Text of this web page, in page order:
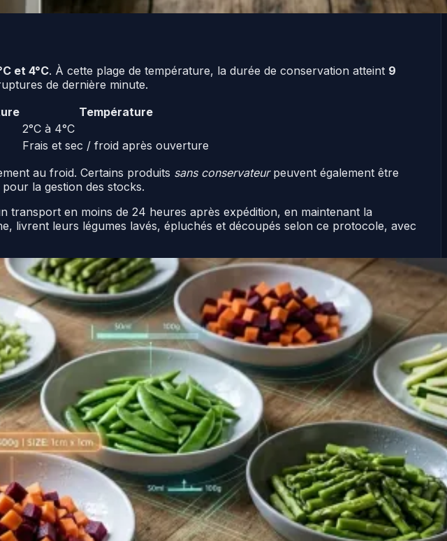
et 4°C. À cette plage de température, la durée de conservation atteint 9
de dernière minute.
Température
2°C à 4°C
Frais et sec / froid après ouverture
au froid. Certains produits sans conservateurpeuvent également être
la gestion des stocks.
transport en moins de 24 heures après expédition, en maintenant la
livrent leurs légumes lavés, épluchés et découpés selon ce protocole, avec